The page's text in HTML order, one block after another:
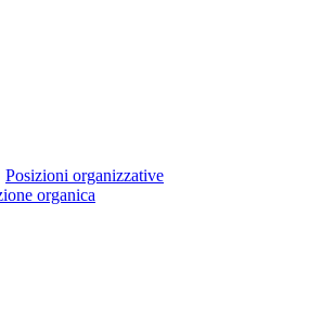
Posizioni organizzative
organica